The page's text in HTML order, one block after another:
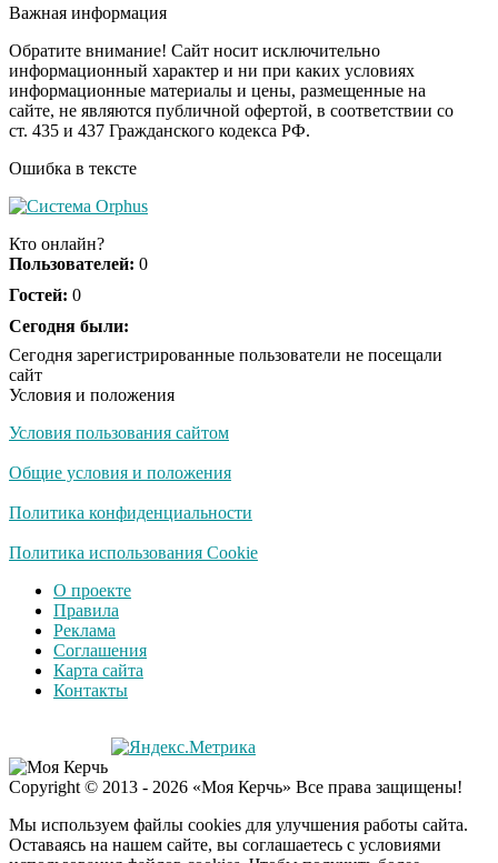
смеяться вы будете
долго
i
Королева вагона
отожгла! Видео не
оставит равнодушным
Экс-бойфренд дочери
Важная информация
Обратите внимание! Сайт носит исключительно
информационный характер и ни при каких условиях
информационные материалы и цены, размещенные на
сайте, не являются публичной офертой, в соответствии со
ст. 435 и 437 Гражданского кодекса РФ.
Ошибка в тексте
Кто онлайн?
Пользователей: 0
Гостей: 0
Сегодня были:
Сегодня зарегистрированные пользователи не посещали
сайт
Условия и положения
Условия пользования сайтом
Общие условия и положения
Политика конфиденциальности
Политика использования Cookie
О проекте
Правила
Реклама
Соглашения
Карта сайта
Контакты
Copyright © 2013 - 2026 «Моя Керчь» Все права защищены!
Мы используем файлы cookies для улучшения работы сайта.
Оставаясь на нашем сайте, вы соглашаетесь с условиями